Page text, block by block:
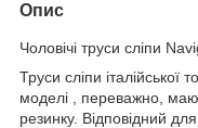
Опис
Чоловічі труси сліпи
Труси сліпи
моделі , переважно,
резинку. Відповідний